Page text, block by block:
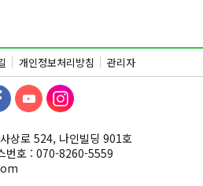
개인정보처리방침 관리자
상로 524, 나인빌딩 901호
번호 : 070-8260-5559